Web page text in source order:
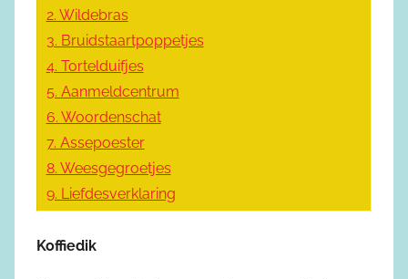
2. Wildebras
3. Bruidstaartpoppetjes
4. Tortelduifjes
5. Aanmeldcentrum
6. Woordenschat
7. Assepoester
8. Weesgegroetjes
9. Liefdesverklaring
Koffiedik